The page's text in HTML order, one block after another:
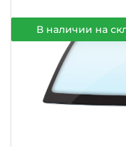
В наличии на